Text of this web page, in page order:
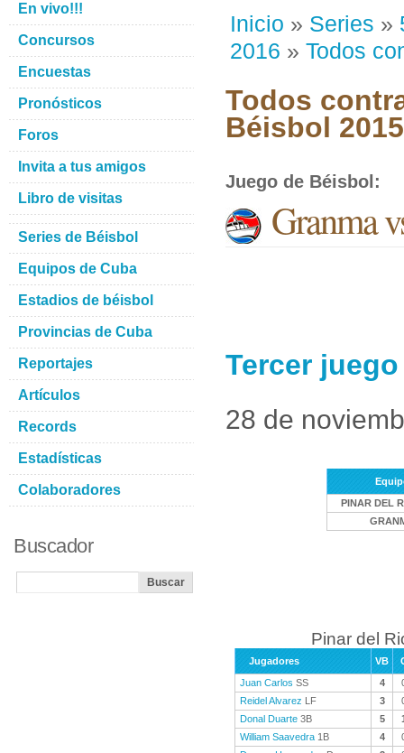
Inicio » Series »
2016 » Todos
Todos
Béisbol
Juego de Béisbol :
Granma
Tercer
28 de
PINAR DEL
Pinar del
Jugadores VB
Juan Carlos SS 4
Reidel Alvarez LF 3
Donal Duarte 3B 5
William Saavedra 1B 4
En vivo!!!
Concursos
Encuestas
Pronósticos
Foros
Invita a tus amigos
Libro de visitas
Series de Béisbol
Equipos de Cuba
Estadios de béisbol
Provincias de Cuba
Reportajes
Artículos
Records
Estadísticas
Colaboradores
Buscador